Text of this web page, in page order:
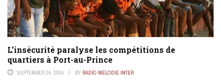
L’insécurité paralyse les compétitions de
quartiers à Port-au-Prince
SEPTEMBER 24, 2024 BY RADIO MÉLODIE INTER